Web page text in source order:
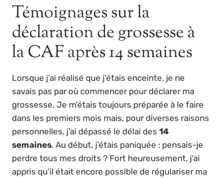
Témoignages sur la
déclaration de grossesse à
la CAF après 14 semaines
Lorsque j’ai réalisé que j’étais enceinte, je ne
savais pas par où commencer pour déclarer ma
grossesse. Je m’étais toujours préparée à le faire
dans les premiers mois mais, pour diverses raisons
personnelles, j’ai dépassé le délai des 14
semaines. Au début, j’étais paniquée : pensais-je
perdre tous mes droits ? Fort heureusement, j’ai
appris qu’il était encore possible de régulariser ma